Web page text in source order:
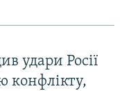
удари Росії
конфлікту,